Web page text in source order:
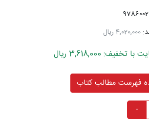
4,020,000 ریال
3,618,000 ریال
فهرست مطالب کتاب
-